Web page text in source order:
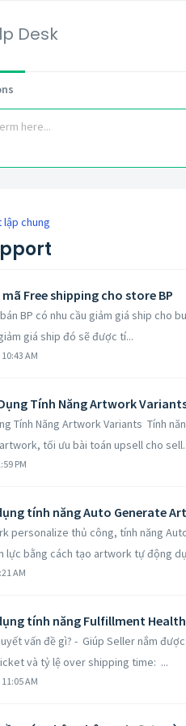
Desk
lập chung
Free shipping cho store BP
BP có nhu cầu giảm giá ship cho
giá ship đó sẽ được tí...
AM
Tính Năng Artwork
Tính Năng Artwork Variants Tính
tối ưu bài toán upsell cho
PM
tính năng Auto Generate
personalize thủ công, tính năng
lực bằng cách tạo artwork tự động
AM
tính năng Fulfillment Health
vấn đề gì? - Giúp Seller nắm
và tỷ lệ over shipping time: ...
AM